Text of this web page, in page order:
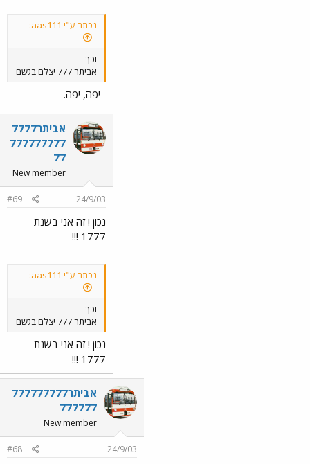
נכתב ע"י aas111:
וכך
אביתר 777 יצלם בגשם
יפה, יפה.
אביתר7777
777777777
77
New member
24/9/03
#69
נכון ! זה אני בשנת
1777 !!!
נכתב ע"י aas111:
וכך
אביתר 777 יצלם בגשם
נכון ! זה אני בשנת
1777 !!!
אביתר777777777
777777
New member
24/9/03
#68